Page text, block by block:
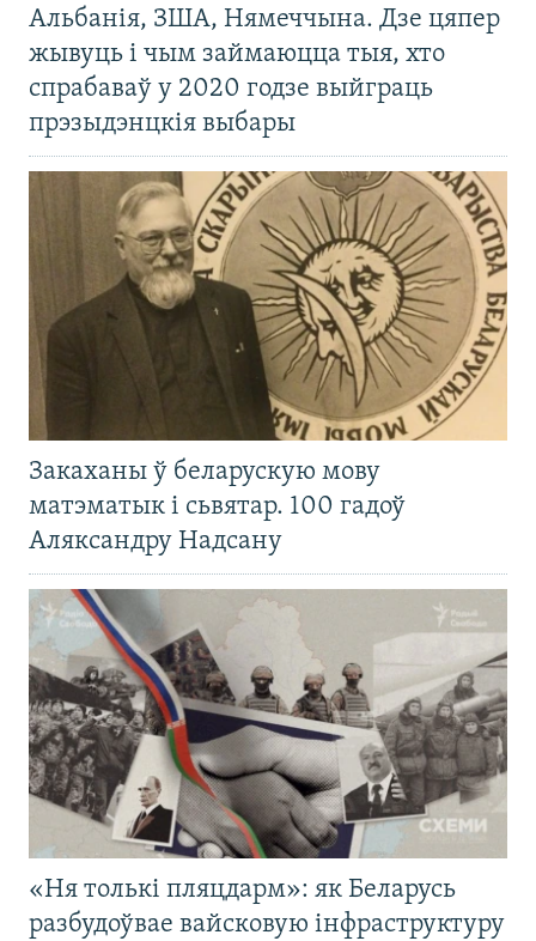
Альбанія, ЗША, Нямеччына. Дзе цяпер
жывуць і чым займаюцца тыя, хто
спрабаваў у 2020 годзе выйграць
прэзыдэнцкія выбары
Закаханы ў беларускую мову
матэматык і сьвятар. 100 гадоў
Аляксандру Надсану
«Ня толькі пляцдарм»: як Беларусь
разбудоўвае вайсковую інфраструктуру